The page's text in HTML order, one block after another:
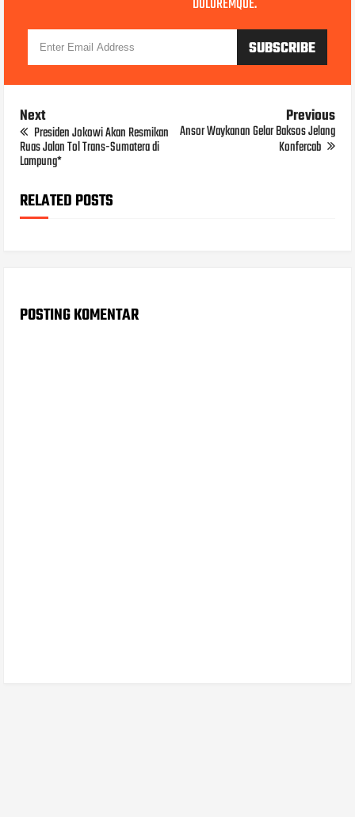
Next
Presiden Jokowi Akan Resmikan
Ruas Jalan Tol Trans-Sumatera di
Lampung*
Previous
Ansor Waykanan Gelar Baksos Jelang
Konfercab
RELATED POSTS
POSTING KOMENTAR